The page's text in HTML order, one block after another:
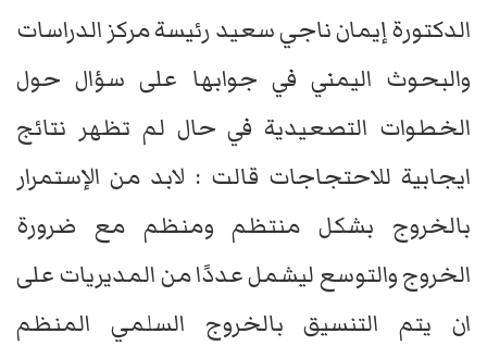
الدكتورة إيمان ناجي سعيد رئيسة مركز الدراسات
والبحوث اليمني في جوابها على سؤال حول
الخطوات التصعيدية في حال لم تظهر نتائج
ايجابية للاحتجاجات قالت : لابد من الإستمرار
بالخروج بشكل منتظم ومنظم مع ضرورة
الخروج والتوسع ليشمل عددًا من المديريات على
ان يتم التنسيق بالخروج السلمي المنظم